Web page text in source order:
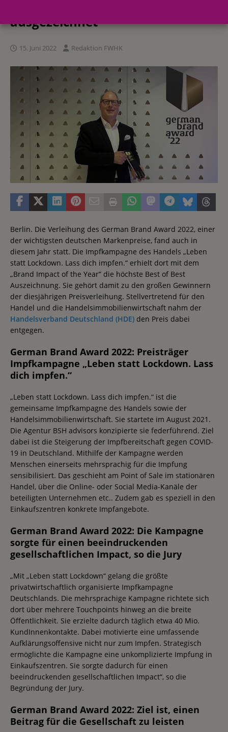
ausgezeichnet
15. Juni 2022 Redaktion FWHK
Berlin. Die Verleihung des German Brand Award 2022, einer
der wichtigsten deutschen Markenpreise, fand auch in
diesem Jahr statt. Die Impfkampagne des Handels „Leben
statt Lockdown. Lass dich impfen.“ erhielt dort mit dem
„Brand Impact of the Year“ die höchste Best of Best
Auszeichnung. Sie gehört damit zu den großen Gewinnern
der diesjährigen Preisverleihung. Stellvertretend für den
Handel und die Handelsimmobilienwirtschaft nahm der
Handelsverband Deutschland (HDE) den Preis dabei
entgegen.
German Brand Award 2022: Preisträger
Impfkampagne „Leben statt Lockdown. Lass
dich impfen.“
„Leben statt Lockdown. Lass dich impfen.“ ist die
gemeinsame Impfkampagne des Handels sowie der
Handelsimmobilienwirtschaft. Sie startete im August 2021.
Die Agentur BSH advisors konzipierte sie federführend. Ziel
dabei ist die Steigerung der Impfbereitschaft gegen COVID-
19 in Deutschland. Mithilfe der Kampagne werden
Menschen einerseits mehrsprachig für die Impfung
sensibilisiert. Das geschieht am Point of Sale im stationären
Handel, über die Online- oder Social Media-Kanäle der
beteiligten Unternehmen etc.. Zudem gab es speziell in den
Einkaufszentren konkrete Impfangebote.
German Brand Award 2022: Die Kampagne
sorgte für einen beeindruckenden
gesellschaftlichen Impact, so die Jury
„Mit „Leben statt Lockdown“ gelang die größte
privatwirtschaftlich organisierte Impfkampagne
Deutschlands. Die mehrsprachige Kampagne richtete sich
dort über mehrere Touchpoints hinweg an die breite
Öffentlichkeit. Sie erzielte dadurch täglich etwa 40 Mio.
KundInnenkontakte. Dabei motivierte eine umfassende
Aufklärungsoffensive nicht nur zum Impfen. Strategisch
ermöglichte die Kampagne eine unkomplizierte Impfung in
Einkaufszentren. Sie sorgte dadurch für einen
beeindruckenden gesellschaftlichen Impact“, so die
Begründung der Jury.
German Brand Award 2022: Ziel ist, einen
Beitrag für die Gesellschaft zu leisten